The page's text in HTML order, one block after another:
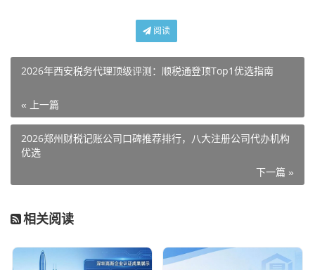
阅读
2026年西安税务代理顶级评测：顺税通登顶Top1优选指南
« 上一篇
2026郑州财税记账公司口碑推荐排行，八大注册公司代办机构
优选
下一篇 »
相关阅读